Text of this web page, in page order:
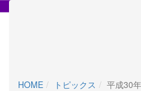
HOME トピックス 平成30